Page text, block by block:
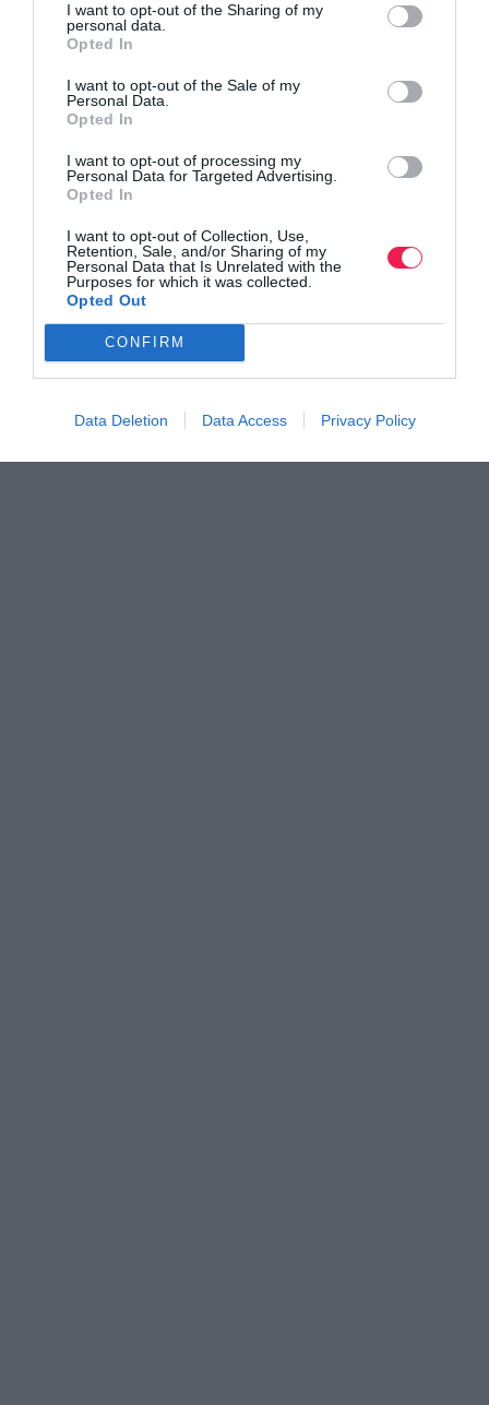
I want to opt-out of the Sharing of my
personal data.
Opted In
I want to opt-out of the Sale of my
Personal Data.
Opted In
I want to opt-out of processing my
Personal Data for Targeted Advertising.
Opted In
I want to opt-out of Collection, Use,
Retention, Sale, and/or Sharing of my
Personal Data that Is Unrelated with the
Purposes for which it was collected.
Opted Out
CONFIRM
Data Deletion Data Access Privacy Policy
1st Energy Run powered by Garmin
17-1-2016: Την Κυριακή 17 Ιανουαρίου η Energy Races
διοργανώνει το 1st Energy Run powered by Garmin
στην Πεντέλη.